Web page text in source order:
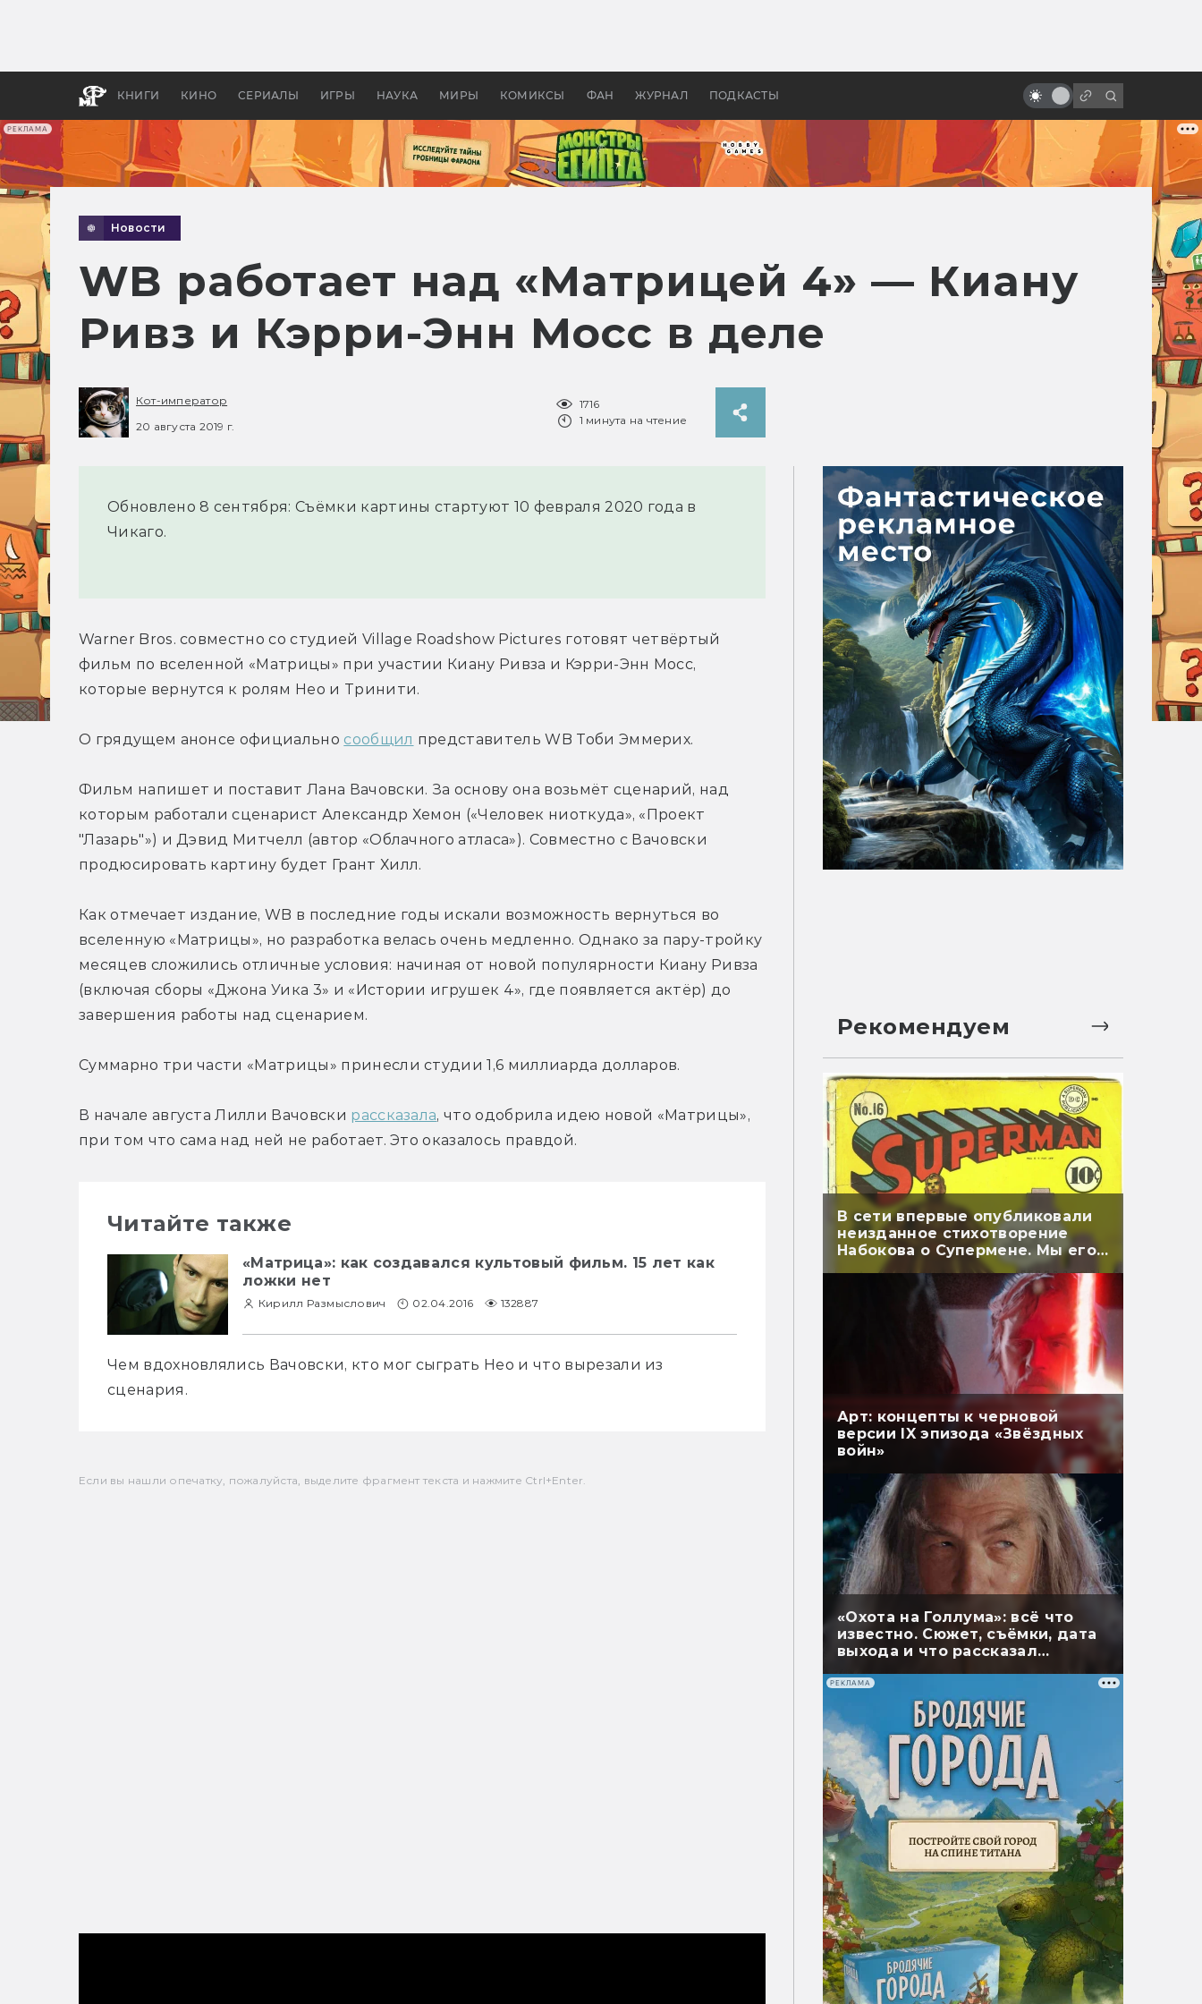
РЕКЛАМА
КНИГИ КИНО СЕРИАЛЫ ИГРЫ НАУКА МИРЫ КОМИКСЫ ФАН ЖУРНАЛ ПОДКАСТЫ
апокалипсис, в России —
бы «Властелина колец»
Ghibli?
Новости
WB работает над «Матрицей 4» — Киану
Ривз и Кэрри-Энн Мосс в деле
Кот-император
20 августа 2019 г.
1716
1 минута на чтение
Обновлено 8 сентября: Съёмки картины стартуют 10 февраля 2020 года в
Чикаго.
Warner Bros. совместно со студией Village Roadshow Pictures готовят четвёртый
фильм по вселенной «Матрицы» при участии Киану Ривза и Кэрри-Энн Мосс,
которые вернутся к ролям Нео и Тринити.
О грядущем анонсе официально сообщил представитель WB Тоби Эммерих.
Фильм напишет и поставит Лана Вачовски. За основу она возьмёт сценарий, над
которым работали сценарист Александр Хемон («Человек ниоткуда», «Проект
"Лазарь"») и Дэвид Митчелл (автор «Облачного атласа»). Совместно с Вачовски
продюсировать картину будет Грант Хилл.
Как отмечает издание, WB в последние годы искали возможность вернуться во
вселенную «Матрицы», но разработка велась очень медленно. Однако за пару-тройку
месяцев сложились отличные условия: начиная от новой популярности Киану Ривза
(включая сборы «Джона Уика 3» и «Истории игрушек 4», где появляется актёр) до
завершения работы над сценарием.
Суммарно три части «Матрицы» принесли студии 1,6 миллиарда долларов.
В начале августа Лилли Вачовски рассказала, что одобрила идею новой «Матрицы»,
при том что сама над ней не работает. Это оказалось правдой.
Читайте также
«Матрица»: как создавался культовый фильм. 15 лет как
ложки нет
Кирилл Размыслович 02.04.2016 132887
Чем вдохновлялись Вачовски, кто мог сыграть Нео и что вырезали из
сценария.
Если вы нашли опечатку, пожалуйста, выделите фрагмент текста и нажмите Ctrl+Enter.
Рекомендуем
В сети впервые опубликовали
неизданное стихотворение
Набокова о Супермене. Мы его
перевели
Арт: концепты к черновой
версии IX эпизода «Звёздных
войн»
«Охота на Голлума»: всё что
известно. Сюжет, съёмки, дата
выхода и что рассказал
РЕКЛАМА